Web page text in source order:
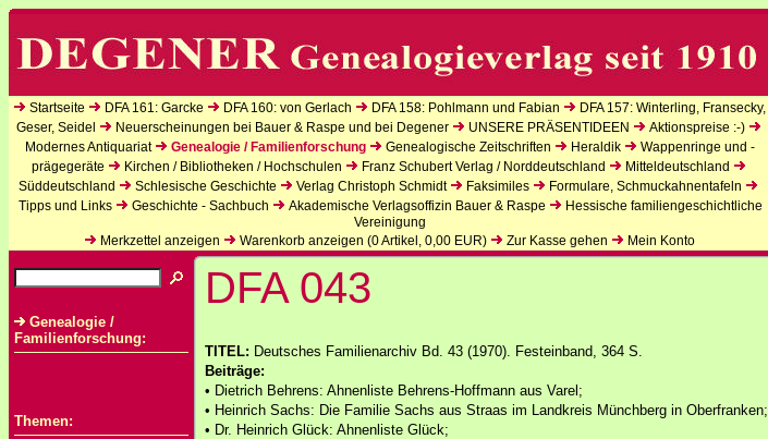
Startseite DFA 161: Garcke DFA 160: von Gerlach DFA 158: Pohlmann und Fabian
DFA 157: Winterling, Fransecky,
Geser, Seidel
Neuerscheinungen bei Bauer & Raspe und bei Degener UNSERE PRÄSENTIDEEN
Aktionspreise :-)
Modernes Antiquariat
Genealogie / Familienforschung Genealogische Zeitschriften Heraldik
Wappenringe und -
prägegeräte
Kirchen / Bibliotheken / Hochschulen Franz Schubert Verlag / Norddeutschland
Mitteldeutschland
Süddeutschland
Schlesische Geschichte Verlag Christoph Schmidt Faksimiles
Formulare, Schmuckahnentafeln
Tipps und Links
Geschichte - Sachbuch Akademische Verlagsoffizin Bauer & Raspe
Hessische familiengeschichtliche
Vereinigung
Merkzettel anzeigen
Warenkorb anzeigen (0Artikel, 0,00 EUR) Zur Kasse gehen Mein Konto
Genealogie /
Familienforschung:
Themen:
DFA 043
TITEL: Deutsches Familienarchiv Bd. 43 (1970). Festeinband, 364 S.
Beiträge:
• Dietrich Behrens: Ahnenliste Behrens-Hoffmann aus Varel;
• Heinrich Sachs: Die Familie Sachs aus Straas im Landkreis Münchberg in Oberfranken;
• Dr. Heinrich Glück: Ahnenliste Glück;